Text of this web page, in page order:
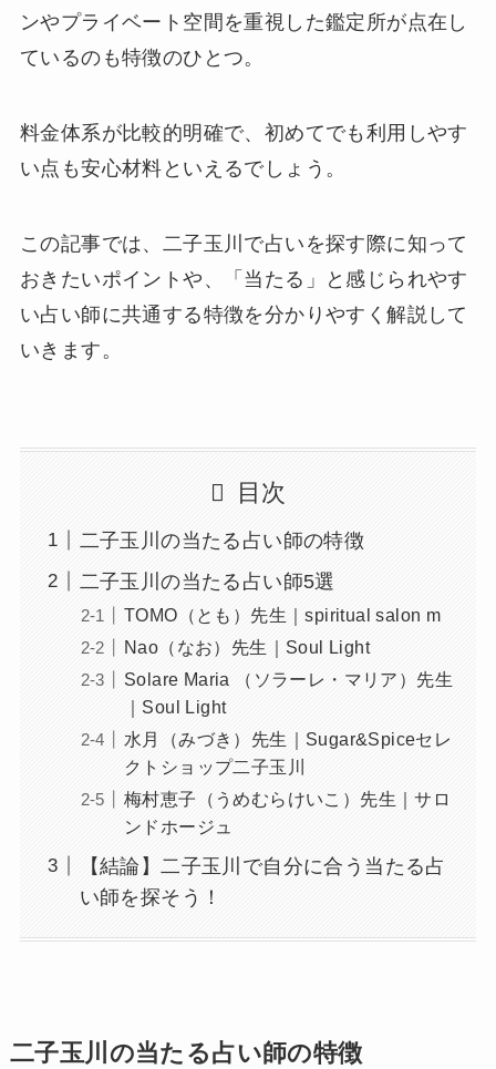
ンやプライベート空間を重視した鑑定所が点在し
ているのも特徴のひとつ。
料金体系が比較的明確で、初めてでも利用しやす
い点も安心材料といえるでしょう。
この記事では、二子玉川で占いを探す際に知って
おきたいポイントや、「当たる」と感じられやす
い占い師に共通する特徴を分かりやすく解説して
いきます。
目次
二子玉川の当たる占い師の特徴
二子玉川の当たる占い師5選
TOMO（とも）先生｜spiritual salon m
Nao（なお）先生｜Soul Light
Solare Maria （ソラーレ・マリア）先生
｜Soul Light
水月（みづき）先生｜Sugar&Spiceセレ
クトショップ二子玉川
梅村恵子（うめむらけいこ）先生｜サロ
ンドホージュ
【結論】二子玉川で自分に合う当たる占
い師を探そう！
二子玉川の当たる占い師の特徴